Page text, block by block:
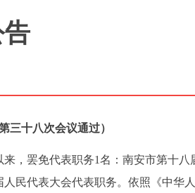
三十八次会议通过）
，罢免代表职务1名：南安市第十八
民代表大会代表职务。依照《中华